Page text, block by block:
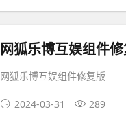
网狐乐博互娱组件
网狐乐博互娱组件修复版
2024-03-31 289